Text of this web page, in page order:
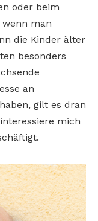
oder beim
man
die Kinder älter
besonders
an
gilt es dran
mich